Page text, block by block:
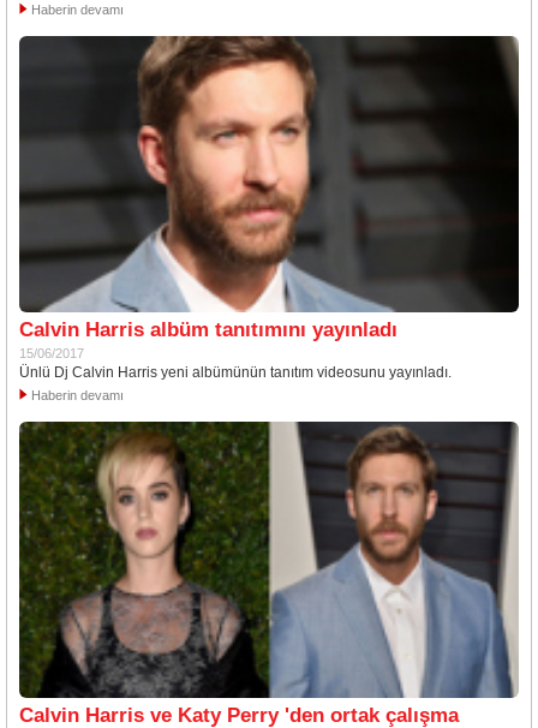
Haberin devamı
Calvin Harris albüm tanıtımını yayınladı
15/06/2017
Ünlü Dj Calvin Harris yeni albümünün tanıtım videosunu yayınladı.
Haberin devamı
Calvin Harris ve Katy Perry 'den ortak çalışma